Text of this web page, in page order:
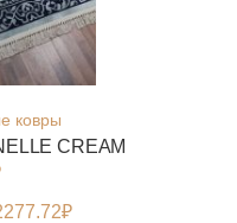
ковры
CREAM
₽